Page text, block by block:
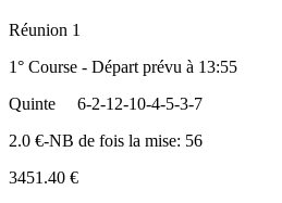
Réunion 1
1° Course - Départ prévu à 13:55
Quinte
6-2-12-10-4-5-3-7
2.0 €-NB de fois la mise: 56
3451.40 €